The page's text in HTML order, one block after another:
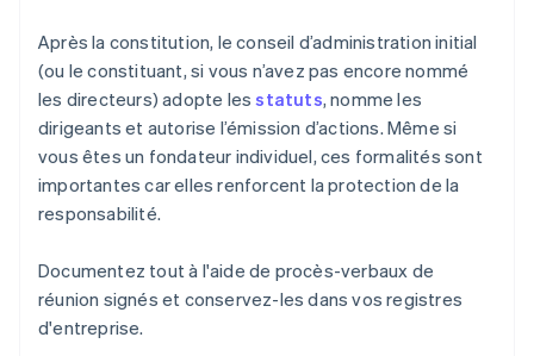
Après la constitution, le conseil d’administration initial
(ou le constituant, si vous n’avez pas encore nommé
les directeurs) adopte lesstatuts, nomme les
dirigeants et autorise l’émission d’actions. Même si
vous êtes un fondateur individuel, ces formalités sont
importantes car elles renforcent la protection de la
responsabilité.
Documentez tout à l'aide de procès-verbaux de
réunion signés et conservez-les dans vos registres
d'entreprise.